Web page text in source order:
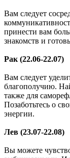
Вам следует
принести вам
знакомств и
Рак (22.06-22.07)
Вам следует
благополучию.
также для
Позаботьтесь о
энергии.
Лев (23.07-22.08)
Вы можете